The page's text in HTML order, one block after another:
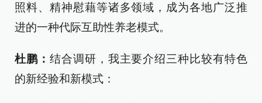
照料、精神慰藉等诸多领域，成为各地广泛推
进的一种代际互助性养老模式。
杜鹏： 结合调研，我主要介绍三种比较有特色
的新经验和新模式：